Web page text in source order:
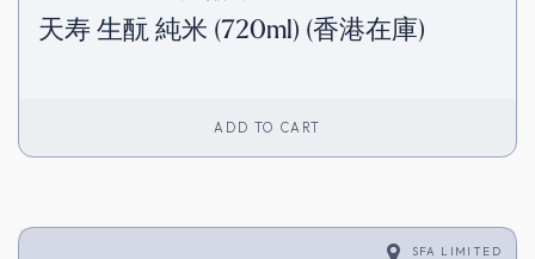
天寿 生酛 純米 (720ml) (香港在庫)
ADD TO CART
SFA LIMITED